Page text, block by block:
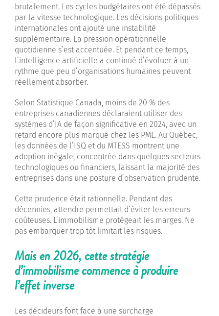
brutalement. Les cycles budgétaires ont été dépassés
par la vitesse technologique. Les décisions politiques
internationales ont ajouté une instabilité
supplémentaire. La pression opérationnelle
quotidienne s’est accentuée. Et pendant ce temps,
l’intelligence artificielle a continué d’évoluer à un
rythme que peu d’organisations humaines peuvent
réellement absorber.
Selon Statistique Canada, moins de 20 % des
entreprises canadiennes déclaraient utiliser des
systèmes d’IA de façon significative en 2024, avec un
retard encore plus marqué chez les PME. Au Québec,
les données de l’ISQ et du MTESS montrent une
adoption inégale, concentrée dans quelques secteurs
technologiques ou financiers, laissant la majorité des
entreprises dans une posture d’observation prudente.
Cette prudence était rationnelle. Pendant des
décennies, attendre permettait d’éviter les erreurs
coûteuses. L’immobilisme protégeait les marges. Ne
pas embarquer trop tôt limitait les risques.
Mais en 2026, cette stratégie
d’immobilisme commence à produire
l’effet inverse
Les décideurs font face à une surcharge